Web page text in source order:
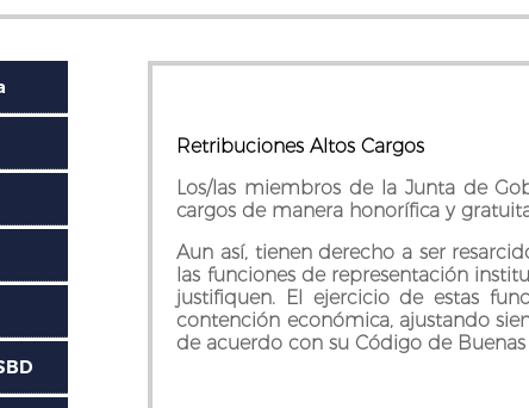
Retribuciones Altos Cargos
Los/las miembros de la Junta de
cargos de manera honorífica y
Aun así, tienen derecho a ser
las funciones de representación
justifiquen. El ejercicio de estas
contención económica, ajustando
de acuerdo con su Código de Buenas